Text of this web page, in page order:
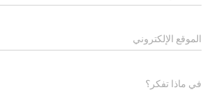
الموقع الإلكتروني
في ماذا تفكر؟